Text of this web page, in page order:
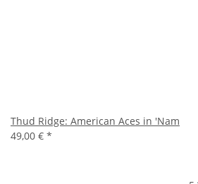
Thud Ridge: American Aces in 'Nam
49,00 € *